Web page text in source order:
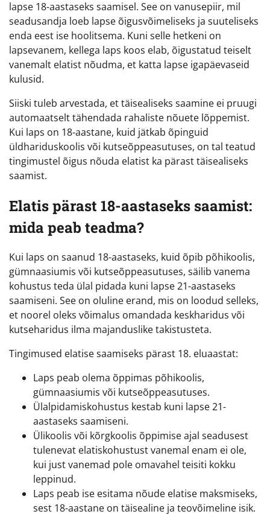
lapse 18-aastaseks saamisel. See on vanusepiir, mil
seadusandja loeb lapse õigusvõimeliseks ja suuteliseks
enda eest ise hoolitsema. Kuni selle hetkeni on
lapsevanem, kellega laps koos elab, õigustatud teiselt
vanemalt elatist nõudma, et katta lapse igapäevaseid
kulusid.
Siiski tuleb arvestada, et täisealiseks saamine ei pruugi
automaatselt tähendada rahaliste nõuete lõppemist.
Kui laps on 18-aastane, kuid jätkab õpinguid
üldhariduskoolis või kutseõppeasutuses, on tal teatud
tingimustel õigus nõuda elatist ka pärast täisealiseks
saamist.
Elatis pärast 18-aastaseks saamist:
mida peab teadma?
Kui laps on saanud 18-aastaseks, kuid õpib põhikoolis,
gümnaasiumis või kutseõppeasutuses, säilib vanema
kohustus teda ülal pidada kuni lapse 21-aastaseks
saamiseni. See on oluline erand, mis on loodud selleks,
et noorel oleks võimalus omandada keskharidus või
kutseharidus ilma majanduslike takistusteta.
Tingimused elatise saamiseks pärast 18. eluaastat:
Laps peab olema õppimas põhikoolis,
gümnaasiumis või kutseõppeasutuses.
Ülalpidamiskohustus kestab kuni lapse 21-
aastaseks saamiseni.
Ülikoolis või kõrgkoolis õppimise ajal seadusest
tulenevat elatiskohustust vanemal enam ei ole,
kui just vanemad pole omavahel teisiti kokku
leppinud.
Laps peab ise esitama nõude elatise maksmiseks,
sest 18-aastane on täisealine ja teovõimeline isik.